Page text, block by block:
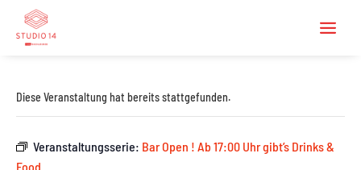
Diese Veranstaltung hat bereits stattgefunden.
Veranstaltungsserie: Bar Open ! Ab 17:00 Uhr gibt’s Drinks &
Food